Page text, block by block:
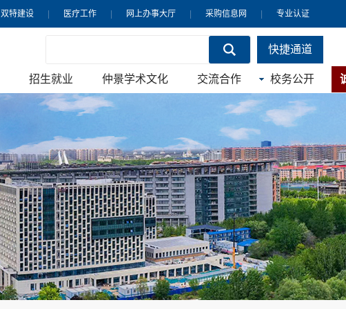
专业认证
采购信息网
网上办事大厅
医疗工作
双特建设
快捷通道
招生就业 仲景学术文化 交流合作 校务公开